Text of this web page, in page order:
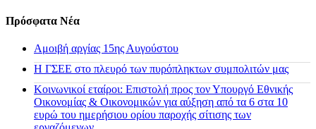
Πρόσφατα Νέα
Αμοιβή αργίας 15ης Αυγούστου
H ΓΣΕΕ στο πλευρό των πυρόπληκτων συμπολιτών μας
Κοινωνικοί εταίροι: Επιστολή προς τον Υπουργό Εθνικής
Οικονομίας & Οικονομικών για αύξηση από τα 6 στα 10
ευρώ του ημερήσιου ορίου παροχής σίτισης των